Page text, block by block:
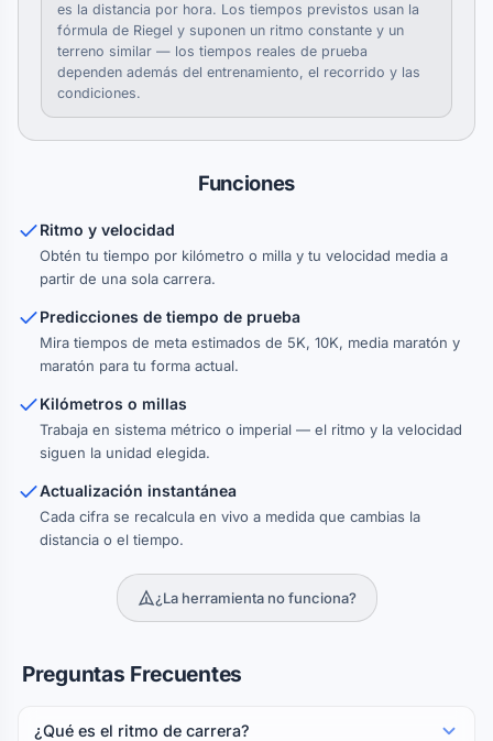
es la distancia por hora. Los tiempos previstos usan la
fórmula de Riegel y suponen un ritmo constante y un
terreno similar — los tiempos reales de prueba
dependen además del entrenamiento, el recorrido y las
condiciones.
Funciones
Ritmo y velocidad
Obtén tu tiempo por kilómetro o milla y tu velocidad media a
partir de una sola carrera.
Predicciones de tiempo de prueba
Mira tiempos de meta estimados de 5K, 10K, media maratón y
maratón para tu forma actual.
Kilómetros o millas
Trabaja en sistema métrico o imperial — el ritmo y la velocidad
siguen la unidad elegida.
Actualización instantánea
Cada cifra se recalcula en vivo a medida que cambias la
distancia o el tiempo.
¿La herramienta no funciona?
Preguntas Frecuentes
¿Qué es el ritmo de carrera?